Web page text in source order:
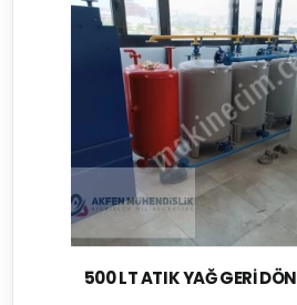
500 LT ATIK YAĞ GERI